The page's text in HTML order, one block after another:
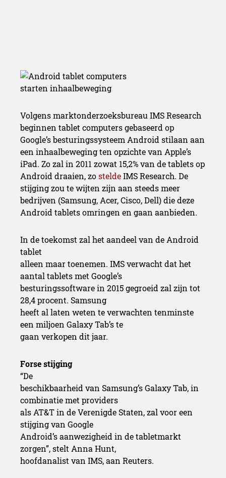
Volgens marktonderzoeksbureau IMS Research
beginnen tablet computers gebaseerd op
Google’s besturingssysteem Android stilaan aan
een inhaalbeweging ten opzichte van Apple’s
iPad. Zo zal in 2011 zowat 15,2% van de tablets op
Android draaien, zosteldeIMS Research. De
stijging zou te wijten zijn aan steeds meer
bedrijven (Samsung, Acer, Cisco, Dell) die deze
Android tablets omringen en gaan aanbieden.
In de toekomst zal het aandeel van de Android
tablet
alleen maar toenemen. IMS verwacht dat het
aantal tablets met Google’s
besturingssoftware in 2015 gegroeid zal zijn tot
28,4 procent. Samsung
heeft al laten weten te verwachten tenminste
een miljoen Galaxy Tab’s te
gaan verkopen dit jaar.
Forse stijging
“De
beschikbaarheid van Samsung’s Galaxy Tab, in
combinatie met providers
als AT&T in de Verenigde Staten, zal voor een
stijging van Google
Android’s aanwezigheid in de tabletmarkt
zorgen”, stelt Anna Hunt,
hoofdanalist van IMS, aan Reuters.